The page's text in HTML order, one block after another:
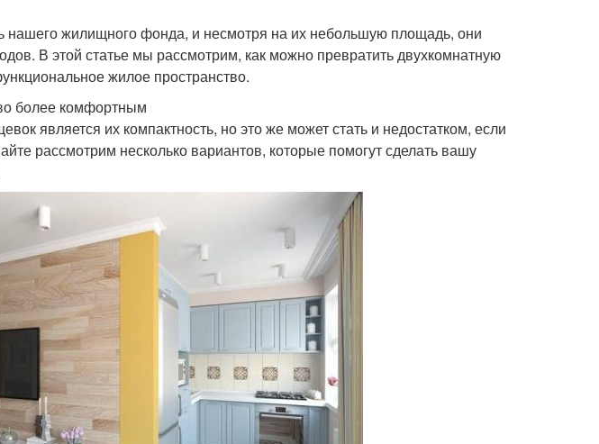
жилищного фонда, и несмотря на их небольшую площадь, они
В этой статье мы рассмотрим, как можно превратить двухкомнатную
жилое пространство.
более комфортным
является их компактность, но это же может стать и недостатком, если
рассмотрим несколько вариантов, которые помогут сделать вашу